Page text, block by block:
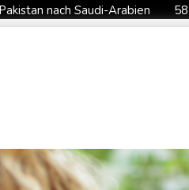
nach Saudi-Arabien